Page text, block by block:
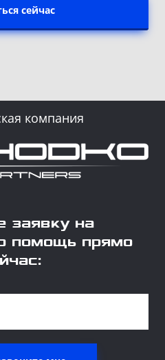
сейчас
компания
заявку на
помощь прямо